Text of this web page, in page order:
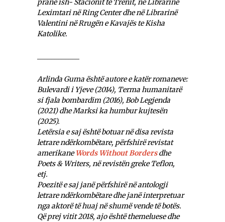
pranë ish- Stacionit të Trenit, në Librarinë
Leximtari në Ring Center dhe në Librarinë
Valentini në Rrugën e Kavajës te Kisha
Katolike.
Arlinda Guma është autore e katër romaneve:
Bulevardi i Yjeve (2014), Terma humanitarë
si fjala bombardim (2016), Bob Legjenda
(2021) dhe Marksi ka humbur kujtesën
(2025).
Letërsia e saj është botuar në disa revista
letrare ndërkombëtare, përfshirë revistat
amerikaneWords Without Bordersdhe
Poets & Writers, në revistën greke Teflon,
etj.
Poezitë e saj janë përfshirë në antologji
letrare ndërkombëtare dhe janë interpretuar
nga aktorë të huaj në shumë vende të botës.
Që prej vitit 2018, ajo është themeluese dhe